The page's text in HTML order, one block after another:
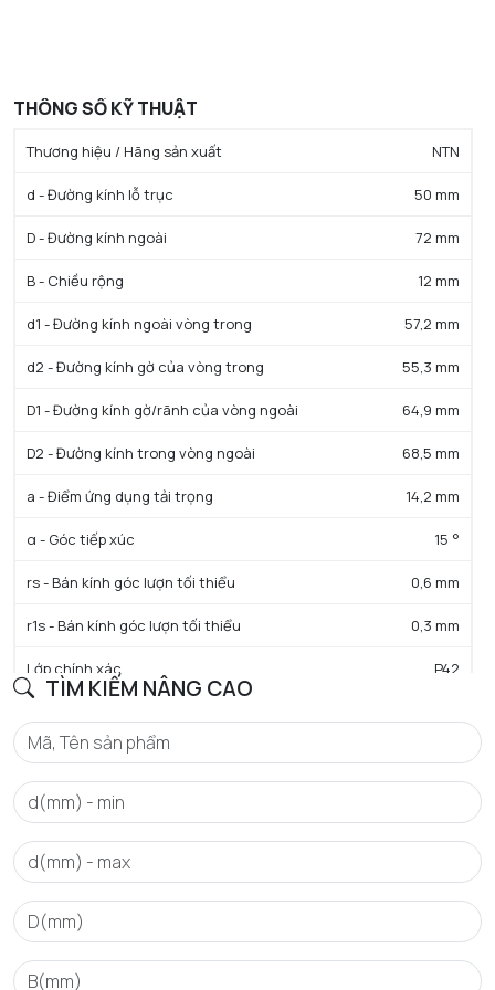
TÌM KIẾM NÂNG CAO
THÔNG SỐ KỸ THUẬT
Thương hiệu / Hãng sản xuất NTN
d - Đường kính lỗ trục 50 mm
D - Đường kính ngoài 72 mm
B - Chiều rộng 12 mm
d1 - Đường kính ngoài vòng trong 57,2 mm
d2 - Đường kính gờ của vòng trong 55,3 mm
D1 - Đường kính gờ/rãnh của vòng ngoài 64,9 mm
D2 - Đường kính trong vòng ngoài 68,5 mm
a - Điểm ứng dụng tải trọng 14,2 mm
α - Góc tiếp xúc 15 °
rs - Bán kính góc lượn tối thiểu 0,6 mm
r1s - Bán kính góc lượn tối thiểu 0,3 mm
Lớp chính xác P42
HIỆU SUẤT SẢN PHẨM
C - Tải trọng động cơ bản danh định
C0 - Tải trọng tĩnh cơ bản danh định 16,6 kN
N lim - Tốc độ giới hạn bôi trơn dầu
N lim - Tốc độ giới hạn bôi trơn mỡ